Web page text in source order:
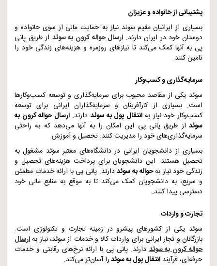
پشتیبانی از خانواده و عزیزان
بسیاری از ایرانیان مقیم سوئد نیاز به حمایت مالی از سوی خانواده و
دوستان خود در ایران دارند. ارسال حواله کرون به سوئداز طریق پانی
پی به آنها کمک می‌کند تا نیازهای روزمره و هزینه‌های زندگی خود را
تامین کنند.
سرمایه‌گذاری و کسب‌وکار
سوئد یکی از مقاصد محبوب برای سرمایه‌گذاری و توسعه کسب‌وکارها
است. بسیاری از کارآفرینان و سرمایه‌گذاران ایرانی برای توسعه
کسب‌وکار خود نیاز بهانتقال پول به سوئد دارند.ارسال حواله کرون به
سوئد از طریق پانی پی این امکان را به آنها می‌دهد که به راحتی
سرمایه‌گذاری‌های خود را مدیریت کنند. تحصیل و آموزش
بسیاری از دانشجویان ایرانی در دانشگاه‌های معتبر سوئد مشغول به
تحصیل هستند. این دانشجویان برای پرداخت هزینه‌های تحصیل و
زندگی خود نیاز بهحواله به سوئددارند. پانی پی با ارائه خدمات مطمئن
و سریع، به دانشجویان کمک می‌کند تا به موقع به منابع مالی خود
دسترسی پیدا کنند.
تجارت و واردات
سوئد یکی از کشورهای پیشرو در زمینه تجارت و تکنولوژی است.
بازرگانان و تجار ایرانی برای واردات کالا و خدمات از سوئد، نیاز بهارسال
حواله کرون به سوئددارند. پانی پی با ارائه نرخ‌های رقابتی و خدمات
حرفه‌ای، فرآیند انتقال پول به سوئدرا آسان‌تر می‌کند.